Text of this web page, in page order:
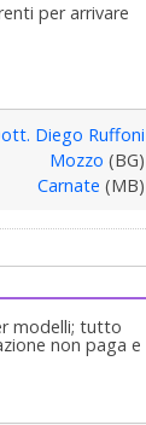
per arrivare
Diego Ruffoni
Mozzo (BG)
Carnate (MB)
modelli; tutto
non paga e